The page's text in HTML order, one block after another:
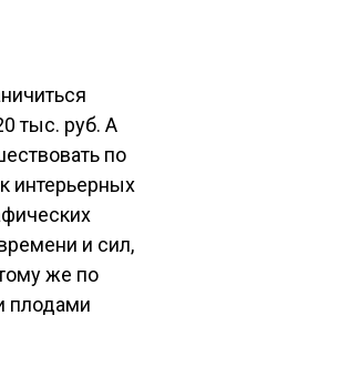
тыс. руб. А
по
интерьерных
и сил,
же по
плодами